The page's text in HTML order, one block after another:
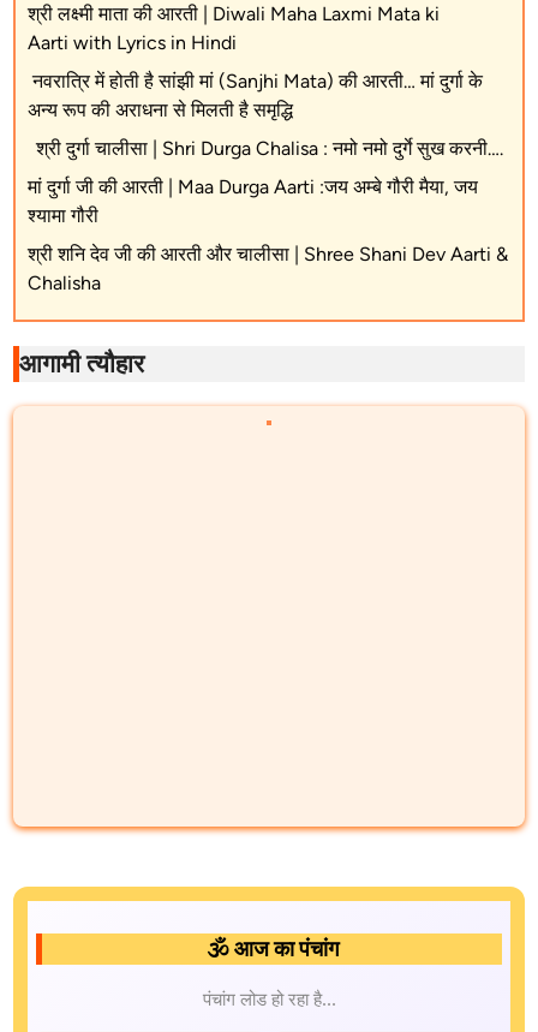
श्री लक्ष्मी माता की आरती | Diwali Maha Laxmi Mata ki
Aarti with Lyrics in Hindi
नवरात्रि में होती है सांझी मां (Sanjhi Mata) की आरती… मां दुर्गा के
अन्य रूप की अराधना से मिलती है समृद्धि
श्री दुर्गा चालीसा | Shri Durga Chalisa : नमो नमो दुर्गे सुख करनी….
मां दुर्गा जी की आरती | Maa Durga Aarti :जय अम्बे गौरी मैया, जय
श्यामा गौरी
श्री शनि देव जी की आरती और चालीसा | Shree Shani Dev Aarti &
Chalisha
आगामी त्यौहार
🕉️ आज का पंचांग
पंचांग लोड हो रहा है...